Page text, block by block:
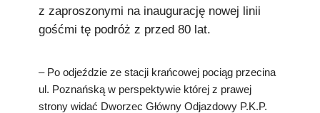
z zaproszonymi na inaugurację nowej linii
gośćmi tę podróż z przed 80 lat.
– Po odjeździe ze stacji krańcowej pociąg przecina
ul. Poznańską w perspektywie której z prawej
strony widać Dworzec Główny Odjazdowy P.K.P.